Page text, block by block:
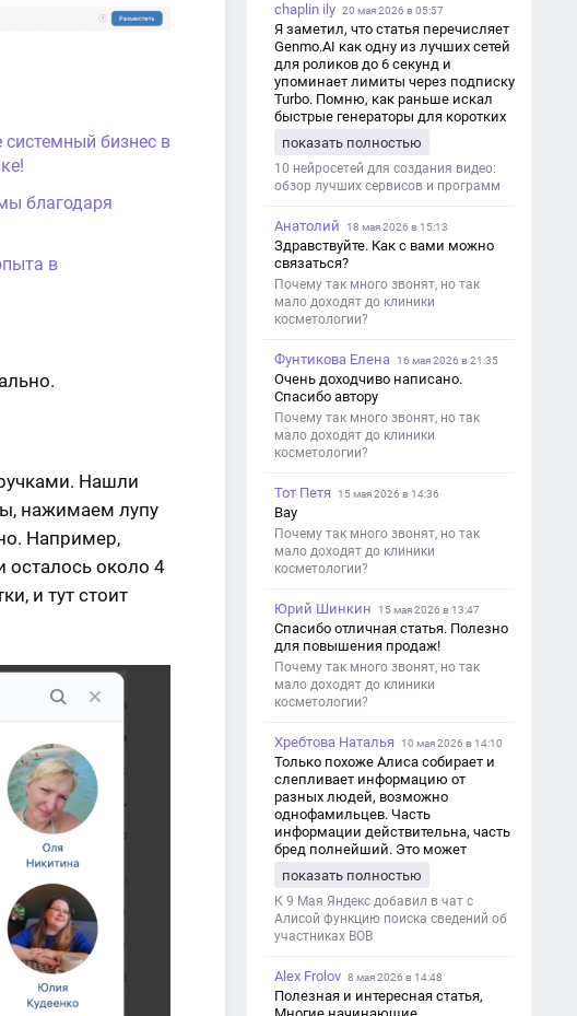
системный бизнес в
благодаря
в
Нашли
нажимаем лупу
Например,
осталось около 4
и тут стоит
chaplin ily 20 мая 2026 в 05:57
Я заметил, что статья перечисляет
Genmo.AI как одну из лучших сетей
для роликов до 6 секунд и
упоминает лимиты через подписку
Turbo. Помню, как раньше искал
быстрые генераторы для коротких
такой обзор именно с акцентом на
ограничения и подпись. Image V2
показать полностью
10 нейросетей для создания видео:
обзор лучших сервисов и программ
Анатолий 18 мая 2026 в 15:13
Здравствуйте. Как с вами можно
связаться?
Почему так много звонят, но так
мало доходят до клиники
косметологии?
Фунтикова Елена 16 мая 2026 в 21:35
Очень доходчиво написано.
Спасибо автору
Почему так много звонят, но так
мало доходят до клиники
косметологии?
Тот Петя 15 мая 2026 в 14:36
Вау
Почему так много звонят, но так
мало доходят до клиники
косметологии?
Юрий Шинкин 15 мая 2026 в 13:47
Спасибо отличная статья. Полезно
для повышения продаж!
Почему так много звонят, но так
мало доходят до клиники
косметологии?
Хребтова Наталья 10 мая 2026 в 14:10
Только похоже Алиса собирает и
слепливает информацию от
разных людей, возможно
однофамильцев. Часть
информации действительна, часть
бред полнейший. Это может
дезинформации
показать полностью
К 9 Мая Яндекс добавил в чат с
Алисой функцию поиска сведений об
участниках ВОВ
Alex Frolov 8 мая 2026 в 14:48
Полезная и интересная статья,